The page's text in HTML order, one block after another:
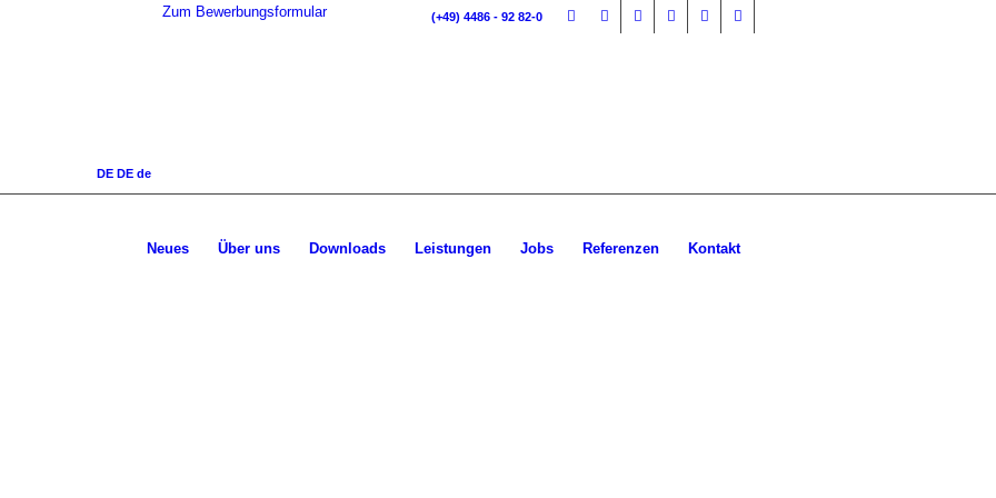
DE DE de
(+49) 4486 - 92 82-0
Zum Bewerbungsformular
Neues Über uns Downloads Leistungen Jobs Referenzen Kontakt